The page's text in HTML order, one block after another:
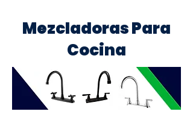
Mezcladoras Para
Cocina